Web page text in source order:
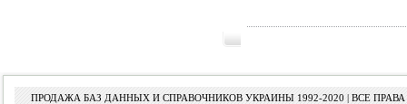
ПРОДАЖА БАЗ ДАННЫХ И СПРАВОЧНИКОВ УКРАИНЫ 1992-2020 | ВСЕ